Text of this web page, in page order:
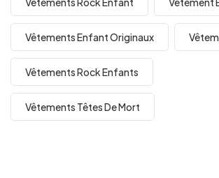
Vêtements Enfant Originaux
Vêtements Rock Enfants
Vêtements Têtes De Mort